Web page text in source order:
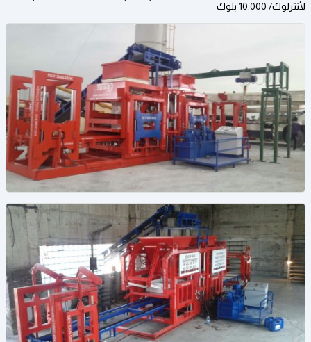
لأنترلوك/ 10.000 بلوك